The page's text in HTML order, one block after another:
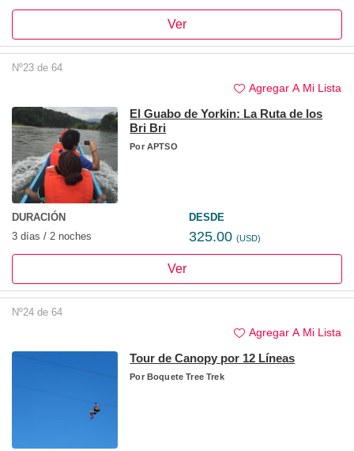
Ver
Nº23 de 64
Agregar A Mi Lista
El Guabo de Yorkin: La Ruta de los
Bri Bri
PorAPTSO
DURACIÓN
3 días / 2 noches
DESDE
325.00 (USD)
Ver
Nº24 de 64
Agregar A Mi Lista
Tour de Canopy por 12 Líneas
PorBoquete Tree Trek